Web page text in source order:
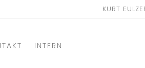
KURT
INTERN